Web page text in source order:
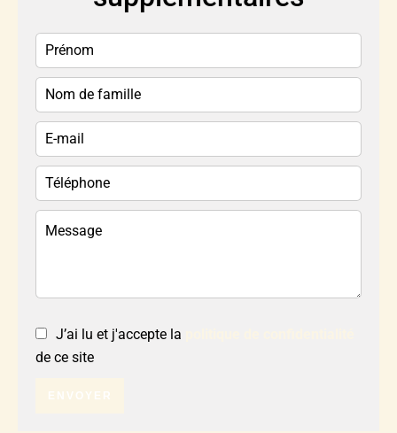
J’ai lu et j'accepte la
de ce site
ENVOYER